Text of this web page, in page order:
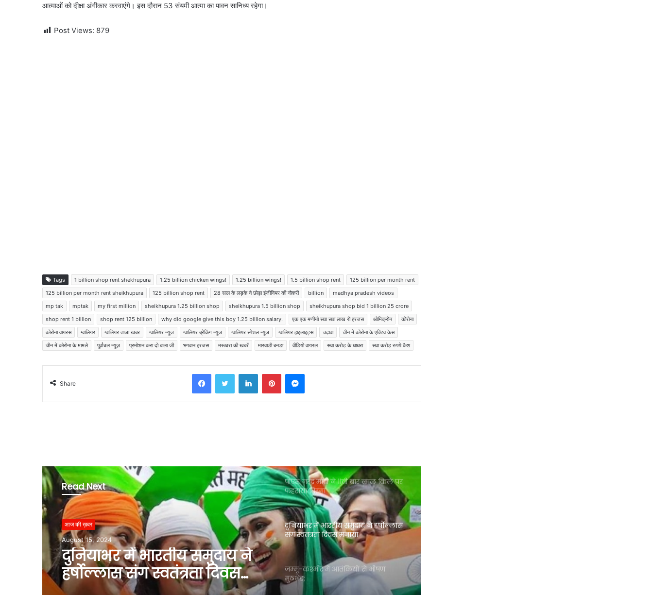
आत्माओं को दीक्षा अंगीकार करवाएंगे। इस दौरान 53 संयमी आत्मा का पावन सानिध्य रहेगा।
Post Views: 879
Tags 1 billion shop rent shekhupura 1.25 billion chicken wings! 1.25 billion wings! 1.5 billion shop rent
125 billion per month rent
125 billion per month rent sheikhupura
125 billion shop rent 28 साल के लड़के ने छोड़ा इंजीनियर की नौकरी billion
madhya pradesh videos
mp tak
mptak my first million sheikhupura 1.25 billion shop sheikhupura 1.5 billion shop
sheikhupura shop bid 1 billion 25 crore
shop rent 1 billion
shop rent 125 billion why did google give this boy 1.25 billion salary. एक एक मणीयो सवा सवा लाख रो हरजस ओमिक्रोन
कोरोना
कोरोना वायरस
ग्वालियर ग्वालियर ताजा खबर ग्वालियर न्यूज ग्वालियर ब्रेकिंग न्यूज ग्वालियर स्पेशल न्यूज ग्वालियर हाइलाइट्स चढ़ावा
चीन में कोरोना के एक्टिव केस
चीन में कोरोना के मामले
पूर्वांचल न्यूज़ प्रमोशन करा दो बाला जी भगवान हरजस मरूधरा की खबरें मारवाङी बनङा वीडियो वायरल सवा करोड़ के घाघरा सवा करोड़ रुपये कैश
Share
Read Next
आज की ख़बर
August 15, 2024
दुनियाभर में भारतीय समुदाय ने
हर्षोल्लास संग स्वतंत्रता दिवस
बढ़ेगा ऑफ-सीजन टूरिज्म
निराश क्यों? इस क्षेत्र में हैं छप्पर फाड़
नौकरियां
लद्दाख में बहुत बड़ा हादसा; 27 लोगों से भरी
हरियाणा और जम्मू-कश्मीर में विधानसभा
चुनाव का ऐलान
पीएम नरेंद्र मोदी ने 11वीं बार लाल किले पर
फहराया तिरंगा
दुनियाभर में भारतीय समुदाय ने हर्षोल्लास
संग स्वतंत्रता दिवस मनाया
जम्मू-कश्मीर में आतंकियों से भीषण
मुठभेड़;